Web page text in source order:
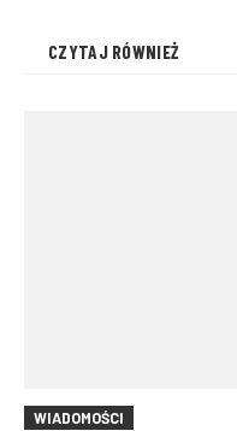
CZYTAJ RÓWNIEŻ
WIADOMOŚCI